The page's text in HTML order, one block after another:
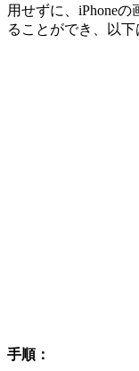
用せずに、iPhone
ることができ、以下
手順：